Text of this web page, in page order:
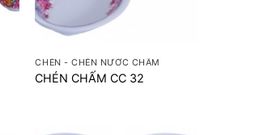
+
CHÉN - CHÉN NƯỚC CHẤM
CHÉN CHẤM CC 32